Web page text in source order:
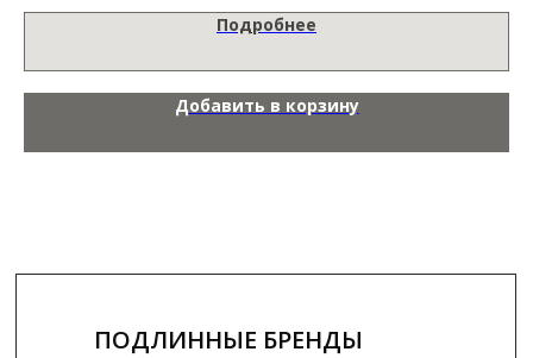
Подробнее
Добавить в корзину
ПОДЛИННЫЕ БРЕНДЫ